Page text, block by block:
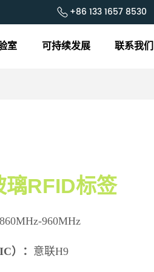
+86 133 1657 8530
室 可持续发展 联系我们
璃RFID标签